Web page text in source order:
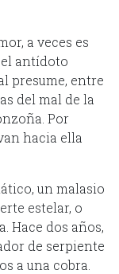
a veces es
antídoto
presume, entre
del mal de la
Por
hacia ella
un malasio
estelar, o
Hace dos años,
de serpiente
a una cobra.